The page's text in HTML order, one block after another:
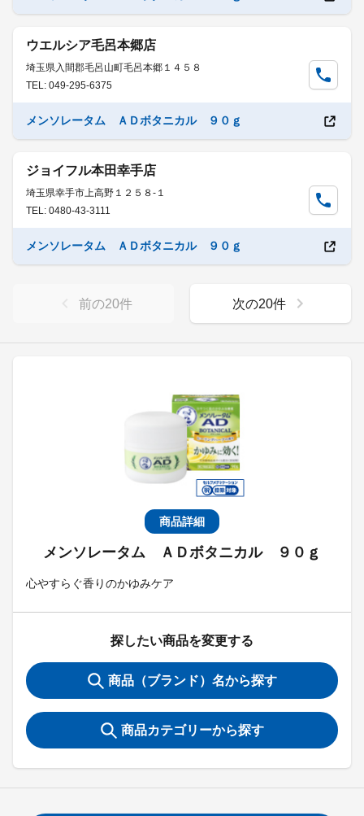
商品詳細
メンソレータム ＡＤボタニカル ９０ｇ
心やすらぐ香りのかゆみケア
探したい商品を変更する
商品（ブランド）名から探す
商品カテゴリーから探す
ウエルシア毛呂本郷店
埼玉県入間郡毛呂山町毛呂本郷１４５８
TEL: 049-295-6375
メンソレータム ＡＤボタニカル ９０ｇ
ジョイフル本田幸手店
埼玉県幸手市上高野１２５８-１
TEL: 0480-43-3111
メンソレータム ＡＤボタニカル ９０ｇ
前の20件 次の20件